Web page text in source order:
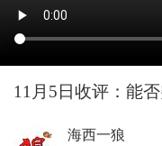
11月5日收评：能
海西一狼